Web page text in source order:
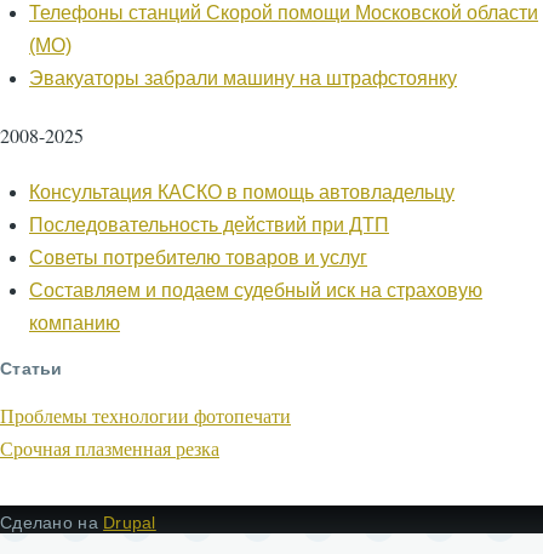
Телефоны станций Скорой помощи Московской области
(МО)
Эвакуаторы забрали машину на штрафстоянку
2008-2025
Консультация КАСКО в помощь автовладельцу
Последовательность действий при ДТП
Советы потребителю товаров и услуг
Составляем и подаем судебный иск на страховую
компанию
Статьи
Проблемы технологии фотопечати
Срочная плазменная резка
Сделано на Drupal